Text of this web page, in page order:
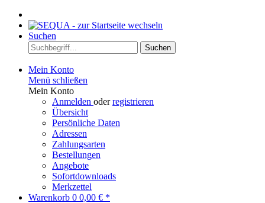
Suchen
Suchen
Mein Konto
Menü schließen
Mein Konto
Anmelden oderregistrieren
Übersicht
Persönliche Daten
Adressen
Zahlungsarten
Bestellungen
Angebote
Sofortdownloads
Merkzettel
Warenkorb 0 0,00 € *